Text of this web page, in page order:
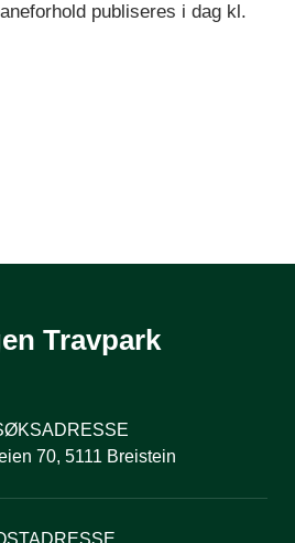
publiseres i dag kl.
Travpark
70, 5111 Breistein